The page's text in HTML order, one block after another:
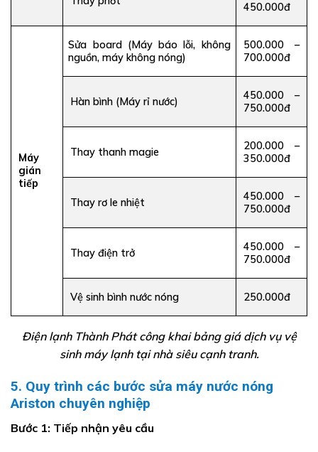
450.000đ
Máy
gián
tiếp
Sửa board (Máy báo lỗi, không
nguồn, máy không nóng)
500.000 –
700.000đ
Hàn bình (Máy rỉ nước)
450.000 –
750.000đ
Thay thanh magie
200.000 –
350.000đ
Thay rơ le nhiệt
450.000 –
750.000đ
Thay điện trở
450.000 –
750.000đ
Vệ sinh bình nước nóng 250.000đ
Điện lạnh Thành Phát công khai bảng giá dịch vụ vệ
sinh máy lạnh tại nhà siêu cạnh tranh.
5. Quy trình các bước sửa máy nước nóng
Ariston chuyên nghiệp
Bước 1: Tiếp nhận yêu cầu